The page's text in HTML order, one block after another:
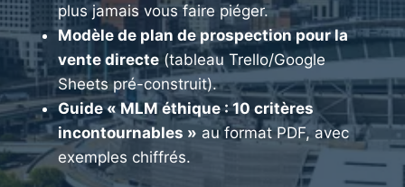
plus jamais vous faire piéger.
Modèle de plan de prospection pour la
vente directe(tableau Trello/Google
Sheets pré-construit).
Guide « MLM éthique : 10 critères
incontournables » au format PDF, avec
exemples chiffrés.